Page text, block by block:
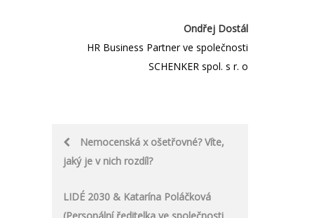
Ondřej Dostál
HR Business Partner ve společnosti
SCHENKER spol. s r. o
Post
navigation
Nemocenská x ošetřovné? Víte,
jaký je v nich rozdíl?
LIDÉ 2030 & Katarína Poláčková